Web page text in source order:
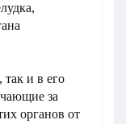
так и в его
за
органов от